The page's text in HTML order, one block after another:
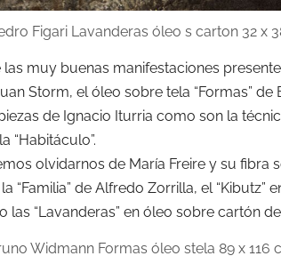
las muy buenas manifestaciones
Storm, el óleo sobre tela “Formas”
de Ignacio Iturria como son la
“Habitáculo”.
olvidarnos de María Freire y su fibra
la “Familia” de Alfredo Zorrilla, el
las “Lavanderas” en óleo sobre cartón